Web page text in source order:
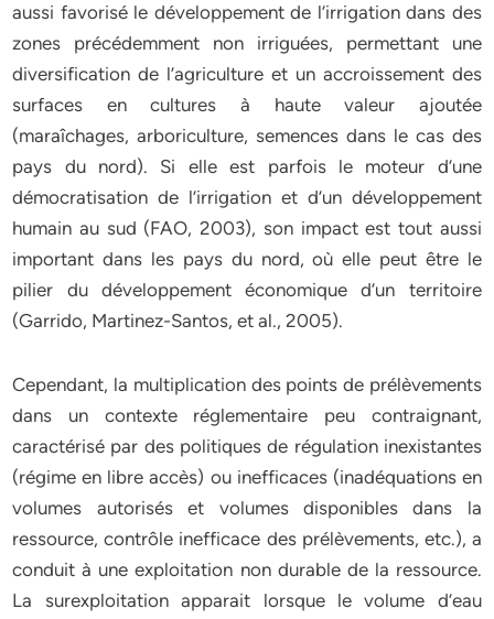
aussi favorisé le développement de l’irrigation dans des
zones précédemment non irriguées, permettant une
diversification de l’agriculture et un accroissement des
surfaces en cultures à haute valeur ajoutée
(maraîchages, arboriculture, semences dans le cas des
pays du nord). Si elle est parfois le moteur d’une
démocratisation de l’irrigation et d’un développement
humain au sud (FAO, 2003), son impact est tout aussi
important dans les pays du nord, où elle peut être le
pilier du développement économique d’un territoire
(Garrido, Martinez-Santos, et al., 2005).
Cependant, la multiplication des points de prélèvements
dans un contexte réglementaire peu contraignant,
caractérisé par des politiques de régulation inexistantes
(régime en libre accès) ou inefficaces (inadéquations en
volumes autorisés et volumes disponibles dans la
ressource, contrôle inefficace des prélèvements, etc.), a
conduit à une exploitation non durable de la ressource.
La surexploitation apparait lorsque le volume d’eau